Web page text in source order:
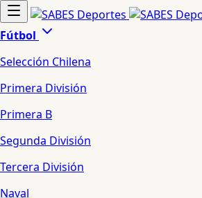
Fútbol
Selección Chilena
Primera División
Primera B
Segunda División
Tercera División
Naval